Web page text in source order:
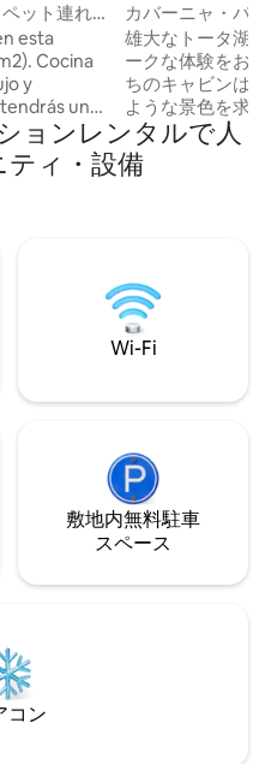
ット連れ
esta
Cocina
y
un
de
para ti!
la
haz un rico
カバーニャ・バジ
トタ、ジャグジー
雄大なトータ湖の
ークな体験をお🌲
ちのキャビンは、
ような景色を求め
たは大人数のグルー
社が提供するもの
いただける、プラ
るような気分を味
ョンレンタルで人
ィ・設備
Wi-Fi
敷地内無料駐⁠車
ス⁠ペ⁠ー⁠ス
コン